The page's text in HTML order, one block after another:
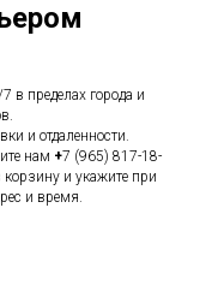
в пределах города и
и отдаленности.
нам +7 (965) 817-18-
и укажите при
и время.